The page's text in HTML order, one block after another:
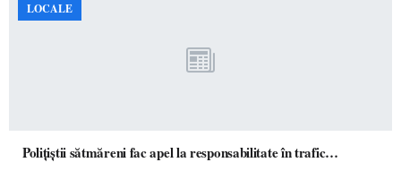
LOCALE
Polițiștii sătmăreni fac apel la responsabilitate în trafic…